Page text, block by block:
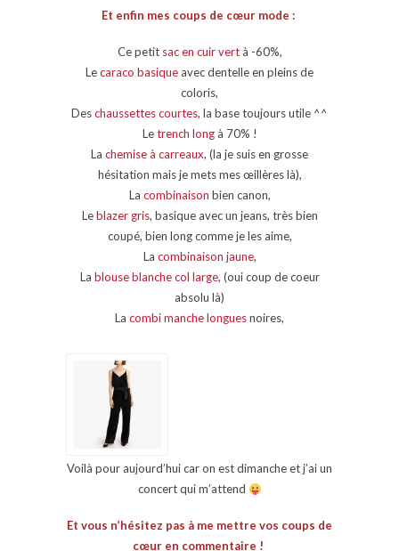
Et enfin mes coups de cœur mode :
Ce petitsac en cuir vertà -60%,
Lecaraco basique avec dentelle en pleins de
coloris,
Deschaussettes courtes, la base toujours utile ^^
Letrench longà 70% !
La chemise à carreaux, (la je suis en grosse
hésitation mais je mets mes œillères là),
La combinaison bien canon,
Leblazer gris, basique avec un jeans, très bien
coupé, bien long comme je les aime,
La combinaison jaune,
La blouse blanche col large, (oui coup de coeur
absolu là)
La combi manche longuesnoires,
Voilà pour aujourd’hui car on est dimanche et j’ai un
concert qui m’attend
Et vous n’hésitez pas à me mettre vos coups de
cœur en commentaire !